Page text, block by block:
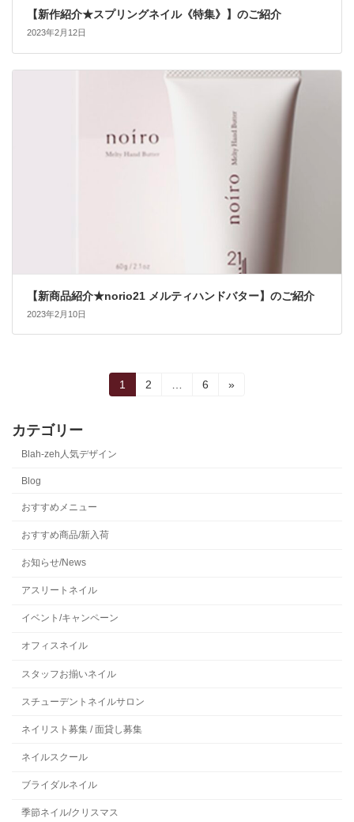
【新作紹介★スプリングネイル《特集》】のご紹介
2023年2月12日
【新商品紹介★norio21 メルティハンドバター】のご紹介
2023年2月10日
の
送
り
固
定
1
固
2
固
6 »
カテゴリー
Blah-zeh人気デザイン
Blog
おすすめメニュー
おすすめ商品/新入荷
お知らせ/News
アスリートネイル
イベント/キャンペーン
オフィスネイル
スタッフお揃いネイル
スチューデントネイルサロン
ネイリスト募集 / 面貸し募集
ネイルスクール
ブライダルネイル
季節ネイル/クリスマス